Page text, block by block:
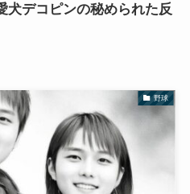
犬デコピンの秘められた反
野球